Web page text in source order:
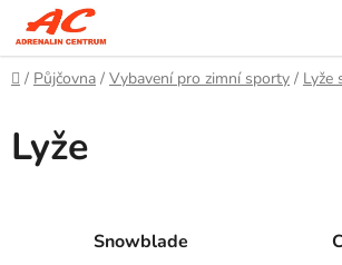
Přejít
na
obsah
Domů
/ Půjčovna / Vybavení pro zimní sporty / Lyže
Lyže
Snowblade